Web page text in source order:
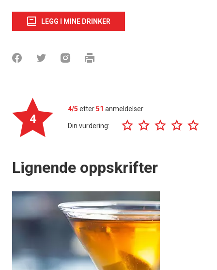
LEGG I MINE DRINKER
4
4/5 etter51 anmeldelser
Din vurdering:
Lignende oppskrifter